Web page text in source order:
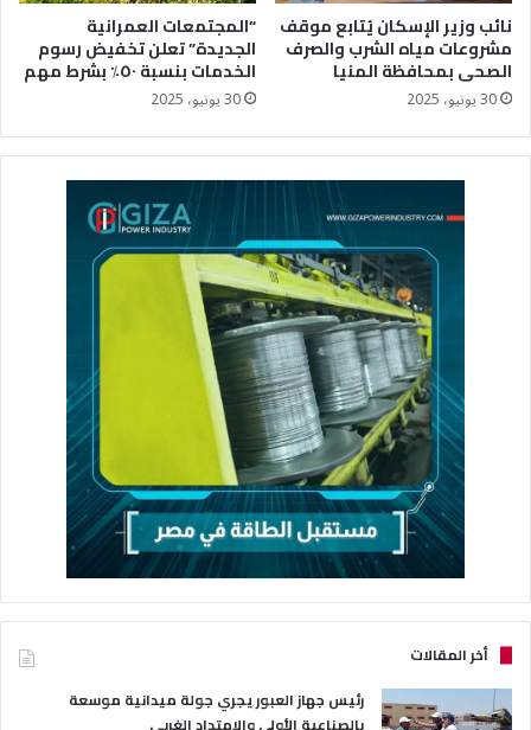
نائب وزير الإسكان يُتابع موقف
مشروعات مياه الشرب والصرف
الصحى بمحافظة المنيا
30 يونيو، 2025
“المجتمعات العمرانية
الجديدة” تعلن تخفيض رسوم
الخدمات بنسبة ٥٠٪؜ بشرط مهم
30 يونيو، 2025
أخر المقالات
رئيس جهاز العبور يجري جولة ميدانية موسعة